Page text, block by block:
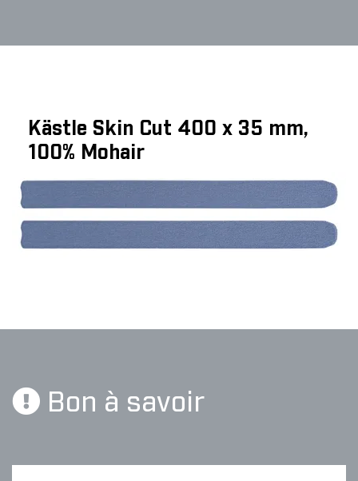
Kästle Skin Cut 400 x 35 mm,
100% Mohair
Bon à savoir